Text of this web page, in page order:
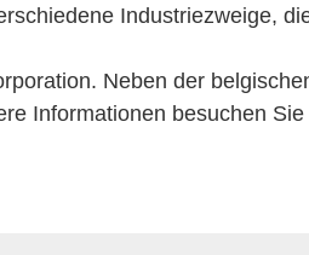
Industriezweige,
Neben der
Informationen besuchen